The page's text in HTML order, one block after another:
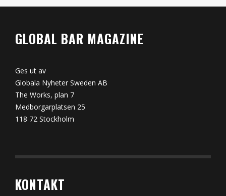
GLOBAL BAR MAGAZINE
Ges ut av
Globala Nyheter Sweden AB
The Works, plan 7
Medborgarplatsen 25
118 72 Stockholm
KONTAKT